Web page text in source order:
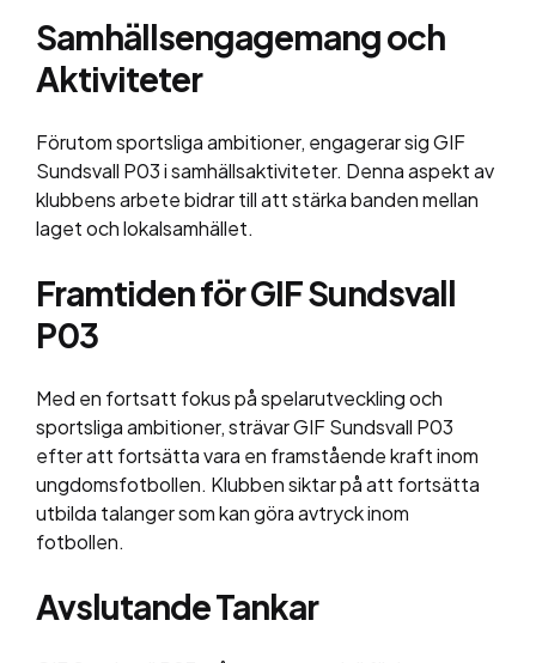
Samhällsengagemang och
Aktiviteter
Förutom sportsliga ambitioner, engagerar sig GIF
Sundsvall P03 i samhällsaktiviteter. Denna aspekt av
klubbens arbete bidrar till att stärka banden mellan
laget och lokalsamhället.
Framtiden för GIF Sundsvall
P03
Med en fortsatt fokus på spelarutveckling och
sportsliga ambitioner, strävar GIF Sundsvall P03
efter att fortsätta vara en framstående kraft inom
ungdomsfotbollen. Klubben siktar på att fortsätta
utbilda talanger som kan göra avtryck inom
fotbollen.
Avslutande Tankar